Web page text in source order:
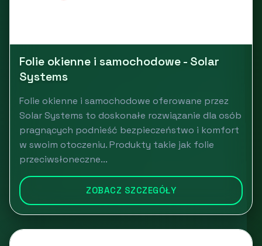
Folie okienne i samochodowe - Solar
Systems
Folie okienne i samochodowe oferowane przez
Solar Systems to doskonałe rozwiązanie dla osób
pragnących podnieść bezpieczeństwo i komfort
w swoim otoczeniu. Produkty takie jak folie
przeciwsłoneczne...
ZOBACZ SZCZEGÓŁY